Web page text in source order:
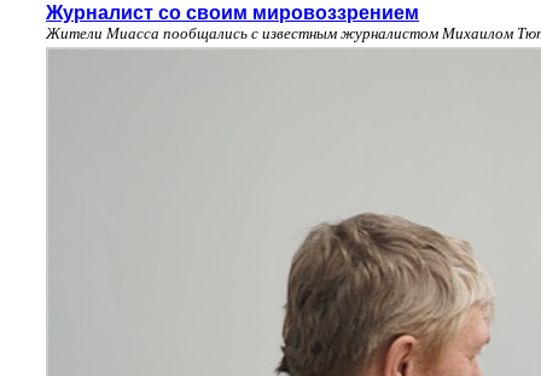
Журналист со своим мировоззрением
Жители Миасса пообщались с известным журналистом Михаилом